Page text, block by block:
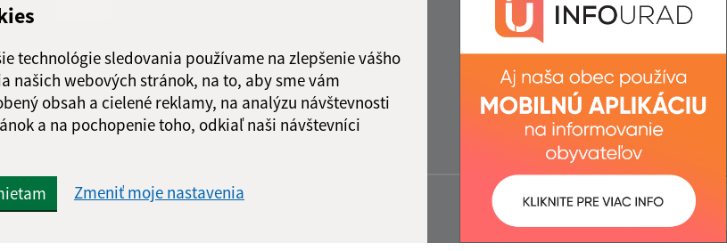
technológie sledovania používame na zlepšenie vášho
našich webových stránok, na to, aby sme vám
obsah a cielené reklamy, na analýzu návštevnosti
a na pochopenie toho, odkiaľ naši návštevníci
Zmeniť moje nastavenia
Response
správu